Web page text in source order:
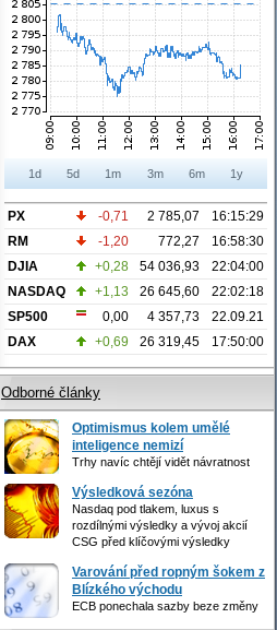
1d 5d 1m 3m 6m 1y
PX -0,71 2 785,07
16:15:29
RM
-1,20 772,27
16:58:30
DJIA
+0,28 54 036,93
22:04:00
NASDAQ
+1,13 26 645,60
22:02:18
SP500
0,00 4 357,73
22.09.21
DAX
+0,69 26 319,45 17:50:00
Odborné články
Optimismus kolem umělé
inteligence nemizí
Trhy navíc chtějí vidět návratnost
Výsledková sezóna
Nasdaq pod tlakem, luxus s
rozdílnými výsledky a vývoj akcií
CSG před klíčovými výsledky
Varování před ropným šokem z
Blízkého východu
ECB ponechala sazby beze změny